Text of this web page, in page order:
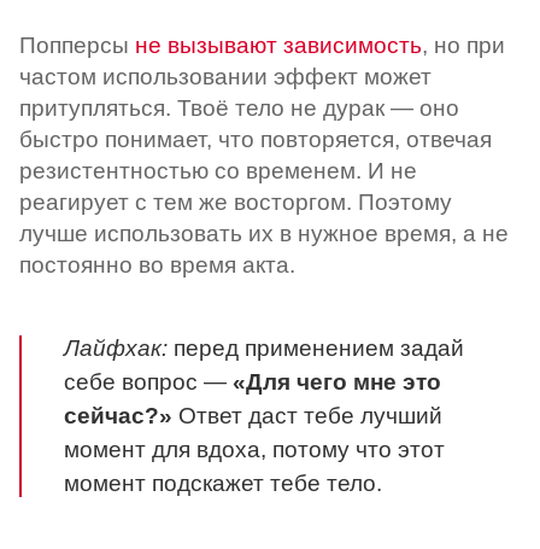
Попперсы не вызывают зависимость, но при
частом использовании эффект может
притупляться. Твоё тело не дурак — оно
быстро понимает, что повторяется, отвечая
резистентностью со временем. И не
реагирует с тем же восторгом. Поэтому
лучше использовать их в нужное время, а не
постоянно во время акта.
Лайфхак: перед применением задай
себе вопрос — «Для чего мне это
сейчас?» Ответ даст тебе лучший
момент для вдоха, потому что этот
момент подскажет тебе тело.